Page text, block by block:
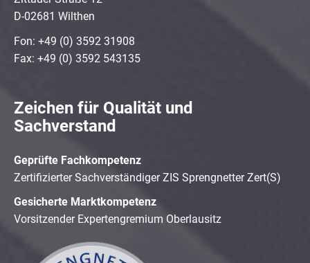
D-02681 Wilthen
Fon: +49 (0) 3592 31908
Fax: +49 (0) 3592 543135
Zeichen für Qualität und
Sachverstand
Geprüfte Fachkompetenz
Zertifizierter Sachverständiger ZIS Sprengnetter Zert(S)
Gesicherte Marktkompetenz
Vorsitzender Expertengremium Oberlausitz